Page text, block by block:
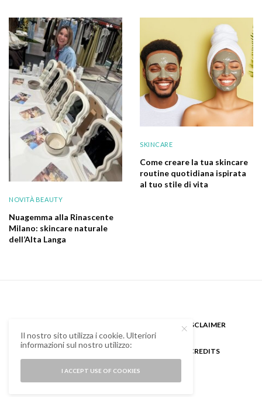
NOVITÀ BEAUTY
Nuagemma alla Rinascente
Milano: skincare naturale
dell’Alta Langa
SKINCARE
Come creare la tua skincare
routine quotidiana ispirata
al tuo stile di vita
DISCLAIMER
CREDITS
Il nostro sito utilizza i cookie. Ulteriori
informazioni sul nostro utilizzo:
I ACCEPT USE OF COOKIES